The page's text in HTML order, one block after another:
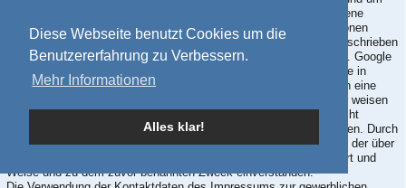
Diese Webseite benutzt Cookies um die
Benutzererfahrung zu Verbessern.
Mehr Informationen
Alles klar!
weitere mit der Websitenutzung und der Internetnutzung verbundene
Dienstleistungen zu erbringen. Auch wird Google diese Informationen
gegebenenfalls an Dritte übertragen, sofern dies gesetzlich vorgeschrieben
oder soweit Dritte diese Daten im Auftrag von Google verarbeiten. Google
wird in keinem Fall Ihre IP-Adresse mit anderen Daten von Google in
Verbindung bringen. Sie können die Installation der Cookies durch eine
entsprechende Einstellung Ihrer Browser Software verhindern; wir weisen
Sie jedoch darauf hin, dass Sie in diesem Fall gegebenenfalls nicht
sämtliche Funktionen dieser Website vollumfänglich nutzen können. Durch
die Nutzung dieser Website erklären Sie sich mit der Bearbeitung der über
Sie erhobenen Daten durch Google in der zuvor beschriebenen Art und
Weise und zu dem zuvor benannten Zweck einverstanden.